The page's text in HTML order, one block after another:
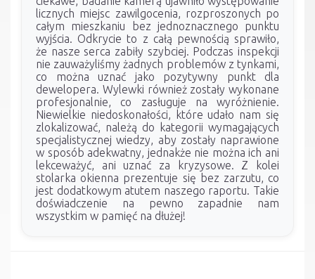
licznych miejsc zawilgocenia, rozproszonych po
całym mieszkaniu bez jednoznacznego punktu
wyjścia. Odkrycie to z całą pewnością sprawiło,
że nasze serca zabiły szybciej. Podczas inspekcji
nie zauważyliśmy żadnych problemów z tynkami,
co można uznać jako pozytywny punkt dla
dewelopera. Wylewki również zostały wykonane
profesjonalnie, co zasługuje na wyróżnienie.
Niewielkie niedoskonałości, które udało nam się
zlokalizować, należą do kategorii wymagających
specjalistycznej wiedzy, aby zostały naprawione
w sposób adekwatny, jednakże nie można ich ani
lekceważyć, ani uznać za kryzysowe. Z kolei
stolarka okienna prezentuje się bez zarzutu, co
jest dodatkowym atutem naszego raportu. Takie
doświadczenie na pewno zapadnie nam
wszystkim w pamięć na dłużej!